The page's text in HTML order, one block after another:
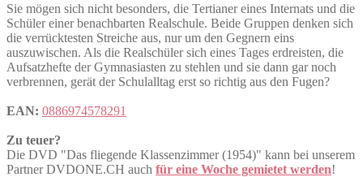
Sie mögen sich nicht besonders, die Tertianer eines Internats und die
Schüler einer benachbarten Realschule. Beide Gruppen denken sich
die verrücktesten Streiche aus, nur um den Gegnern eins
auszuwischen. Als die Realschüler sich eines Tages erdreisten, die
Aufsatzhefte der Gymnasiasten zu stehlen und sie dann gar noch
verbrennen, gerät der Schulalltag erst so richtig aus den Fugen?
EAN: 0886974578291
Zu teuer?
Die DVD "Das fliegende Klassenzimmer (1954)" kann bei unserem
Partner DVDONE.CH auch für eine Woche gemietet werden!